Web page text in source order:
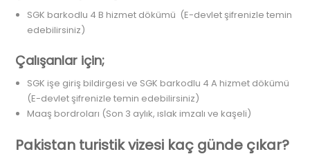
SGK barkodlu 4 B hizmet dökümü (E-devlet şifrenizle temin
edebilirsiniz)
Çalışanlar için;
SGK işe giriş bildirgesi ve SGK barkodlu 4 A hizmet dökümü
(E-devlet şifrenizle temin edebilirsiniz)
Maaş bordroları (Son 3 aylık, ıslak imzalı ve kaşeli)
Pakistan turistik vizesi kaç günde çıkar?